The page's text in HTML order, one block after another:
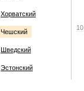
Хорватский
Чешский
Шведский
Эстонский
10